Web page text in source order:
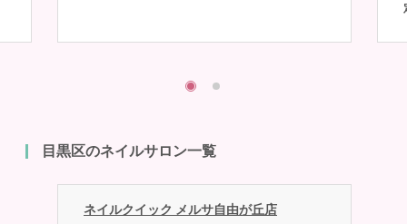
目黒区のネイルサロン一覧
ネイルクイック メルサ自由が丘店